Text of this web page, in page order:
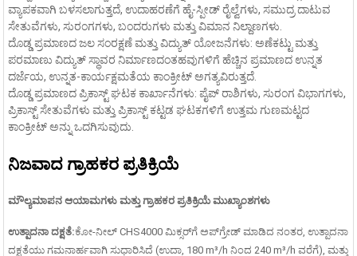
ವ್ಯಾಪಕವಾಗಿ ಬಳಸಲಾಗುತ್ತದೆ, ಉದಾಹರಣೆಗೆ ಹೈ-ಸ್ಪೀಡ್ ರೈಲ್ವೆಗಳು, ಸಮುದ್ರ ದಾಟುವ
ಸೇತುವೆಗಳು, ಸುರಂಗಗಳು, ಬಂದರುಗಳು ಮತ್ತು ವಿಮಾನ ನಿಲ್ದಾಣಗಳು.
ದೊಡ್ಡ ಪ್ರಮಾಣದ ಜಲ ಸಂರಕ್ಷಣೆ ಮತ್ತು ವಿದ್ಯುತ್ ಯೋಜನೆಗಳು: ಅಣೆಕಟ್ಟು ಮತ್ತು
ಪರಮಾಣು ವಿದ್ಯುತ್ ಸ್ಥಾವರ ನಿರ್ಮಾಣದಂತಹವುಗಳಿಗೆ ಹೆಚ್ಚಿನ ಪ್ರಮಾಣದ ಉನ್ನತ
ದರ್ಜೆಯ, ಉನ್ನತ-ಕಾರ್ಯಕ್ಷಮತೆಯ ಕಾಂಕ್ರೀಟ್ ಅಗತ್ಯವಿರುತ್ತದೆ.
ದೊಡ್ಡ ಪ್ರಮಾಣದ ಪ್ರಿಕಾಸ್ಟ್ ಘಟಕ ಕಾರ್ಖಾನೆಗಳು: ಪೈಪ್ ರಾಶಿಗಳು, ಸುರಂಗ ವಿಭಾಗಗಳು,
ಪ್ರಿಕಾಸ್ಟ್ ಸೇತುವೆಗಳು ಮತ್ತು ಪ್ರಿಕಾಸ್ಟ್ ಕಟ್ಟಡ ಘಟಕಗಳಿಗೆ ಉತ್ತಮ ಗುಣಮಟ್ಟದ
ಕಾಂಕ್ರೀಟ್ ಅನ್ನು ಒದಗಿಸುವುದು.
ನಿಜವಾದ ಗ್ರಾಹಕರ ಪ್ರತಿಕ್ರಿಯೆ
ಮೌಲ್ಯಮಾಪನ ಆಯಾಮಗಳು ಮತ್ತು ಗ್ರಾಹಕರ ಪ್ರತಿಕ್ರಿಯೆ ಮುಖ್ಯಾಂಶಗಳು
ಉತ್ಪಾದನಾ ದಕ್ಷತೆ:ಕೋ-ನೀಲ್ CHS4000 ಮಿಕ್ಸರ್‌ಗೆ ಅಪ್‌ಗ್ರೇಡ್ ಮಾಡಿದ ನಂತರ, ಉತ್ಪಾದನಾ
ದಕ್ಷತೆಯು ಗಮನಾರ್ಹವಾಗಿ ಸುಧಾರಿಸಿದೆ (ಉದಾ, 180 m³/h ನಿಂದ 240 m³/h ವರೆಗೆ), ಮತ್ತು